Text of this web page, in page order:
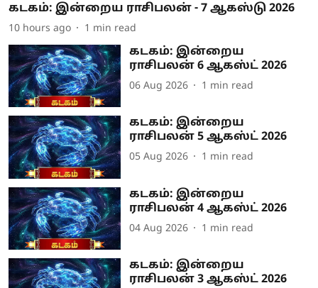
கடகம்: இன்றைய ராசிபலன் - 7 ஆகஸ்டு 2026
10 hours ago 1 min read
கடகம்: இன்றைய
ராசிபலன் 6 ஆகஸ்ட் 2026
06 Aug 2026 1 min read
கடகம்: இன்றைய
ராசிபலன் 5 ஆகஸ்ட் 2026
05 Aug 2026 1 min read
கடகம்: இன்றைய
ராசிபலன் 4 ஆகஸ்ட் 2026
04 Aug 2026 1 min read
கடகம்: இன்றைய
ராசிபலன் 3 ஆகஸ்ட் 2026